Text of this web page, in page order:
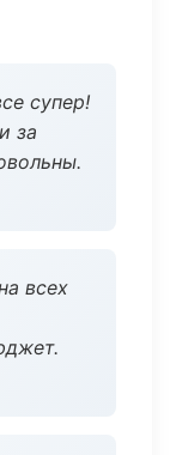
супер!
за
всех